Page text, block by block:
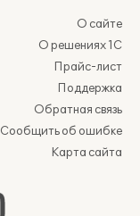
О сайте
О решениях 1С
Прайс-лист
Поддержка
Обратная связь
Сообщить об ошибке
Карта сайта